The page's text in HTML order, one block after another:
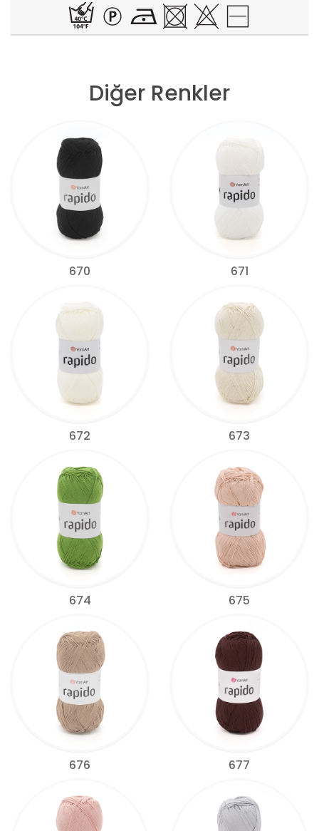
Diğer Renkler
670 671
672 673
674 675
676 677